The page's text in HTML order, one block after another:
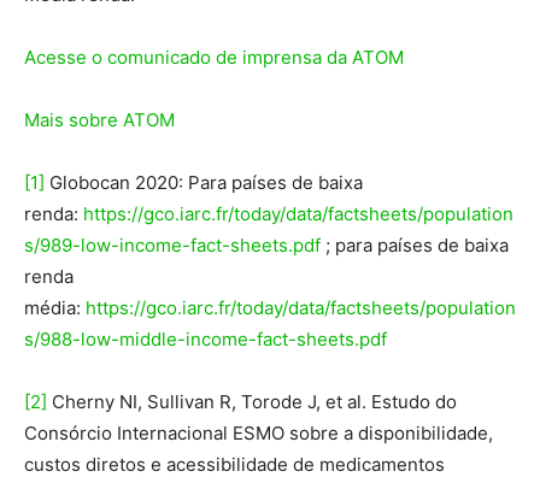
Acesse o comunicado de imprensa da ATOM
Mais sobre ATOM
[1] Globocan 2020: Para países de baixa
renda: https://gco.iarc.fr/today/data/factsheets/population
s/989-low-income-fact-sheets.pdf ; para países de baixa
renda
média: https://gco.iarc.fr/today/data/factsheets/population
s/988-low-middle-income-fact-sheets.pdf
[2] Cherny NI, Sullivan R, Torode J, et al. Estudo do
Consórcio Internacional ESMO sobre a disponibilidade,
custos diretos e acessibilidade de medicamentos